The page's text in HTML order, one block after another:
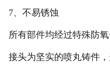
7、不易锈蚀
所有部件均经过特殊防
接头为坚实的喷丸铸件